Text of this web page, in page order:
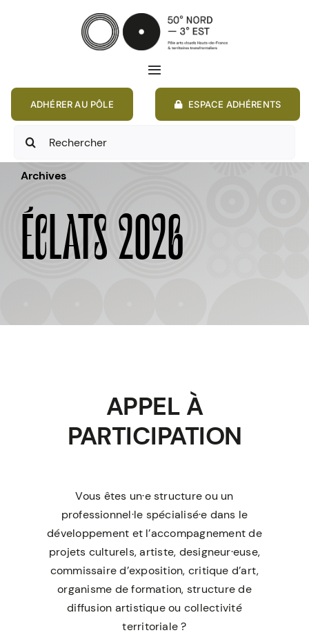
Toggle
Navigation
ANNONCES
À PROPOS
ADHÉRER AU PÔLE ESPACE ADHÉRENTS
Rechercher:
Archives
ÉCLATS 2026
APPEL À
PARTICIPATION
Vous êtes un·e structure ou un
professionnel·le spécialisé·e dans le
développement et l’accompagnement de
projets culturels, artiste, designeur·euse,
commissaire d’exposition, critique d’art,
organisme de formation, structure de
diffusion artistique ou collectivité
territoriale ?